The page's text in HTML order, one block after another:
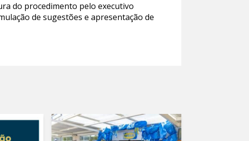
do procedimento pelo executivo
de sugestões e apresentação de